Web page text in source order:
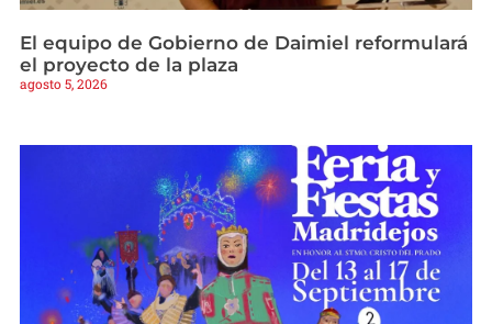
El equipo de Gobierno de Daimiel reformulará
el proyecto de la plaza
agosto 5, 2026